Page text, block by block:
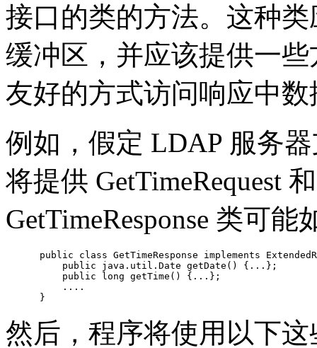
接口的类的方法。这种
缓冲区，并应该提供一
友好的方式访问响应中数
例如，假定 LDAP 服务
将提供 GetTimeRequest
GetTimeResponse 类可能
public class GetTimeResponse implements
     public java.util.Date getDate() {...};
     public long getTime() {...};
     ....
然后，程序将使用以下这